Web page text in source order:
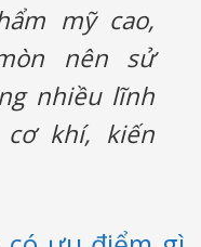
mỹ cao,
nên sử
nhiều lĩnh
khí, kiến